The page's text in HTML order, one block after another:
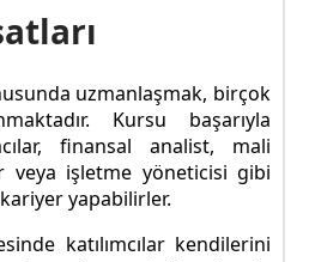
uzmanlaşmak, birçok
Kursu başarıyla
finansal analist, mali
veya işletme yöneticisi gibi
yapabilirler.
katılımcılar kendilerini